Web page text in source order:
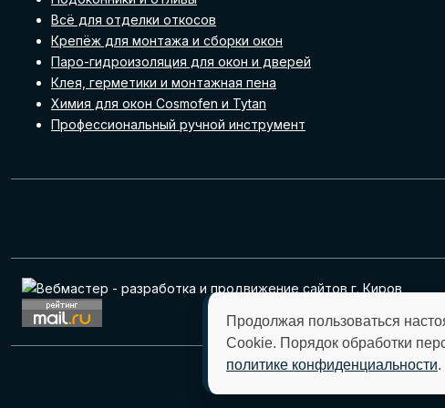
Всё для отделки откосов
Крепёж для монтажа и сборки окон
Паро-гидроизоляция для окон и дверей
Клея, герметики и монтажная пена
Химия для окон Cosmofen и Tytan
Профессиональный ручной инструмент
Отправляя любую форму
Продолжая пользоваться
Cookie. Порядок обработки
политике конфиденциальности.